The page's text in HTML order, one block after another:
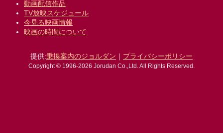
動画配信作品
TV放映スケジュール
今見る映画情報
映画の時間について
提供:乗換案内のジョルダン ｜ プライバシーポリシー
Copyright © 1996-2026 Jorudan Co.,Ltd. All Rights Reserved.